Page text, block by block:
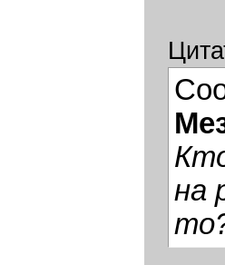
на